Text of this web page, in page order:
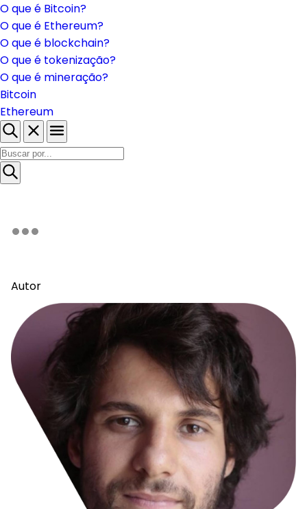
O que é Bitcoin?
O que é Ethereum?
O que é blockchain?
O que é tokenização?
O que é mineração?
Bitcoin
Ethereum
Autor